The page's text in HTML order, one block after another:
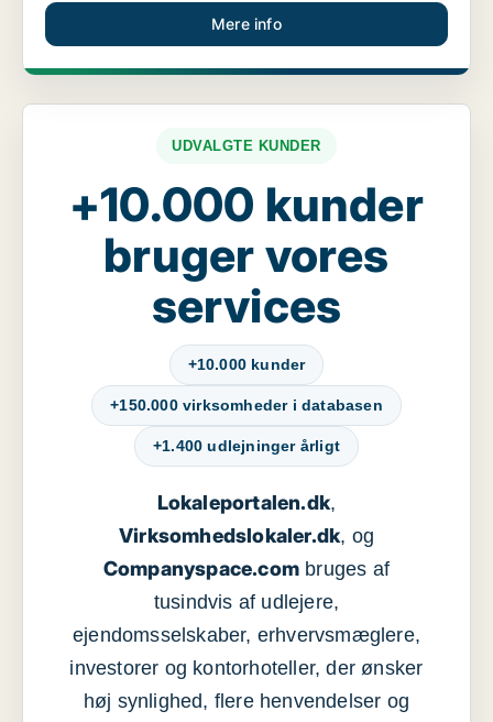
Mere info
UDVALGTE KUNDER
+10.000 kunder
bruger vores
services
+10.000 kunder
+150.000 virksomheder i databasen
+1.400 udlejninger årligt
Lokaleportalen.dk,
Virksomhedslokaler.dk, og
Companyspace.com bruges af
tusindvis af udlejere,
ejendomsselskaber, erhvervsmæglere,
investorer og kontorhoteller, der ønsker
høj synlighed, flere henvendelser og